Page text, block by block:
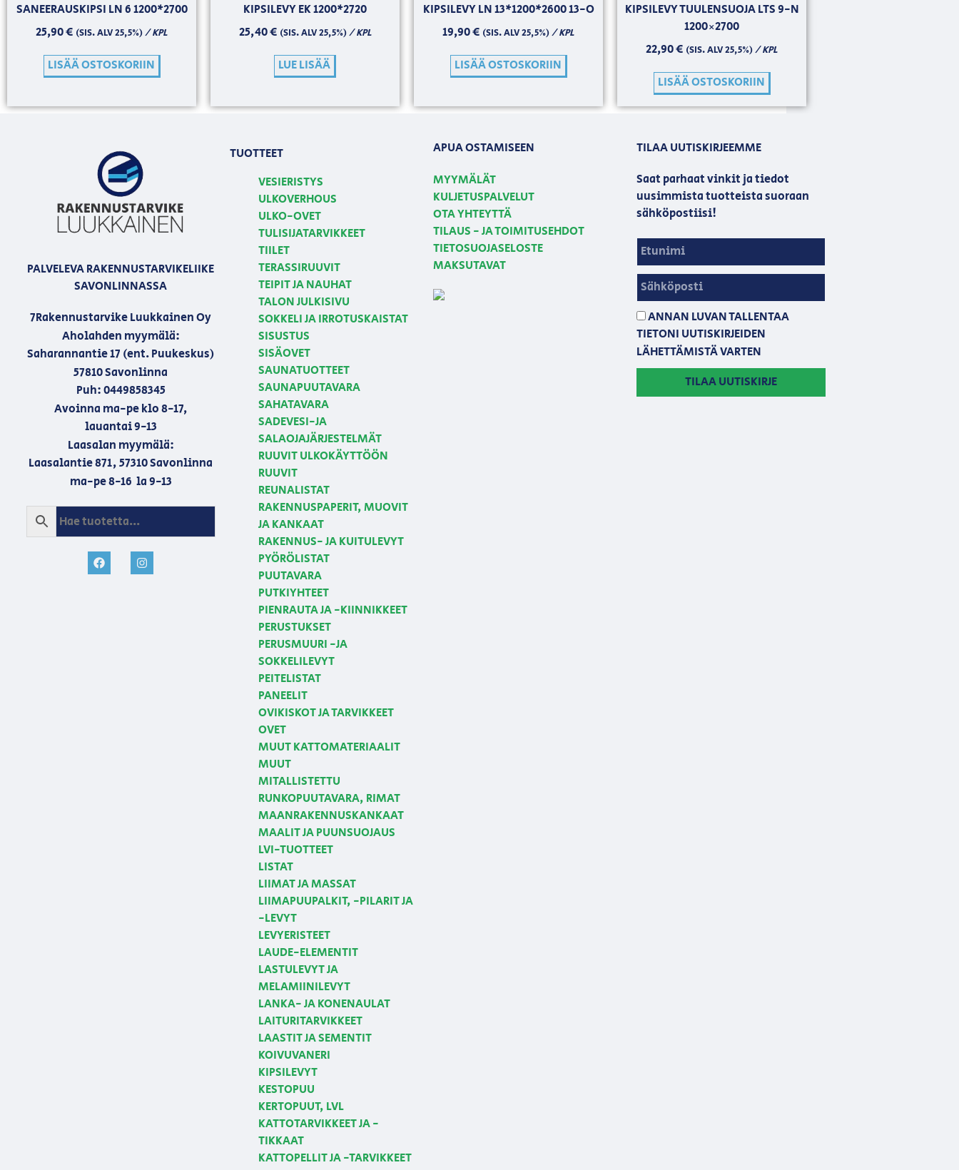
SANEERAUSKIPSI LN 6 1200*2700
25,90€ (SIS. ALV 25,5%)/ KPL
LISÄÄ OSTOSKORIIN
KIPSILEVY EK 1200*2720
25,40€ (SIS. ALV 25,5%)/ KPL
LUE LISÄÄ
KIPSILEVY LN 13*1200*2600 13-O
19,90€ (SIS. ALV 25,5%)/ KPL
LISÄÄ OSTOSKORIIN
KIPSILEVY TUULENSUOJA LTS 9-N
1200×2700
22,90€ (SIS. ALV 25,5%)/ KPL
LISÄÄ OSTOSKORIIN
PALVELEVA RAKENNUSTARVIKELIIKE
SAVONLINNASSA
7Rakennustarvike Luukkainen Oy
Aholahden myymälä:
Saharannantie 17 (ent. Puukeskus)
57810 Savonlinna
Puh: 0449858345
Avoinna ma-pe klo 8-17,
lauantai 9-13
Laasalan myymälä:
Laasalantie 871, 57310 Savonlinna
ma-pe 8-16 la 9-13
TUOTTEET
VESIERISTYS
ULKOVERHOUS
ULKO-OVET
TULISIJATARVIKKEET
TIILET
TERASSIRUUVIT
TEIPIT JA NAUHAT
TALON JULKISIVU
SOKKELI JA IRROTUSKAISTAT
SISUSTUS
SISÄOVET
SAUNATUOTTEET
SAUNAPUUTAVARA
SAHATAVARA
SADEVESI-JA
SALAOJAJÄRJESTELMÄT
RUUVIT ULKOKÄYTTÖÖN
RUUVIT
REUNALISTAT
RAKENNUSPAPERIT, MUOVIT
JA KANKAAT
RAKENNUS- JA KUITULEVYT
PYÖRÖLISTAT
PUUTAVARA
PUTKIYHTEET
PIENRAUTA JA -KIINNIKKEET
PERUSTUKSET
PERUSMUURI -JA
SOKKELILEVYT
PEITELISTAT
PANEELIT
OVIKISKOT JA TARVIKKEET
OVET
MUUT KATTOMATERIAALIT
MUUT
MITALLISTETTU
RUNKOPUUTAVARA, RIMAT
MAANRAKENNUSKANKAAT
MAALIT JA PUUNSUOJAUS
LVI-TUOTTEET
LISTAT
LIIMAT JA MASSAT
LIIMAPUUPALKIT, -PILARIT JA
-LEVYT
LEVYERISTEET
LAUDE-ELEMENTIT
LASTULEVYT JA
MELAMIINILEVYT
LANKA- JA KONENAULAT
LAITURITARVIKKEET
LAASTIT JA SEMENTIT
KOIVUVANERI
KIPSILEVYT
KESTOPUU
KERTOPUUT, LVL
KATTOTARVIKKEET JA -
TIKKAAT
KATTOPELLIT JA -TARVIKKEET
APUA OSTAMISEEN
MYYMÄLÄT
KULJETUSPALVELUT
OTA YHTEYTTÄ
TILAUS - JA TOIMITUSEHDOT
TIETOSUOJASELOSTE
MAKSUTAVAT
TILAA UUTISKIRJEEMME
Saat parhaat vinkit ja tiedot
uusimmista tuotteista suoraan
sähköpostiisi!
ANNAN LUVAN TALLENTAA
TIETONI UUTISKIRJEIDEN
LÄHETTÄMISTÄ VARTEN
TILAA UUTISKIRJE